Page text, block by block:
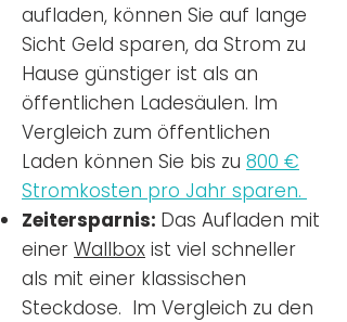
aufladen, können Sie auf lange
Sicht Geld sparen, da Strom zu
Hause günstiger ist als an
öffentlichen Ladesäulen. Im
Vergleich zum öffentlichen
Laden können Sie bis zu 800 €
Stromkosten pro Jahr sparen.
Zeitersparnis: Das Aufladen mit
einer Wallbox ist viel schneller
als mit einer klassischen
Steckdose. Im Vergleich zu den